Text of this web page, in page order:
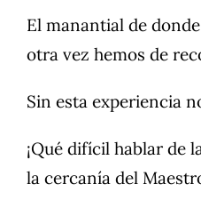
El manantial de
otra vez hemos de
Sin esta experiencia
¡Qué difícil hablar de
la cercanía del